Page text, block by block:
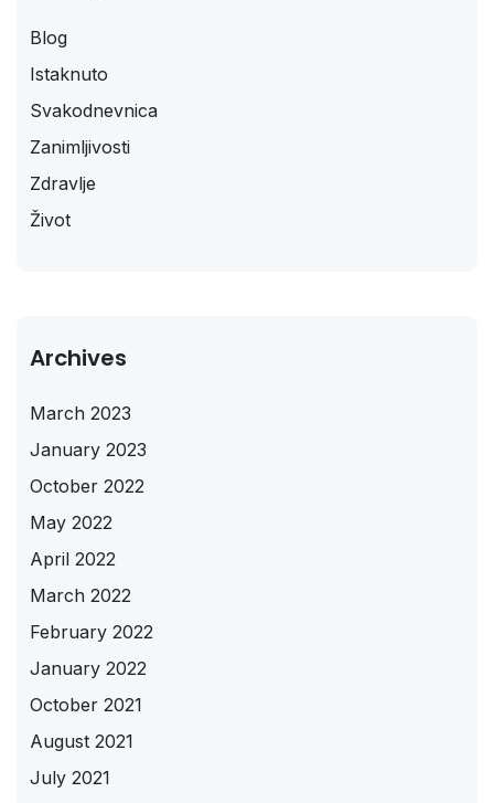
Blog
Istaknuto
Svakodnevnica
Zanimljivosti
Zdravlje
Život
Archives
March 2023
January 2023
October 2022
May 2022
April 2022
March 2022
February 2022
January 2022
October 2021
August 2021
July 2021